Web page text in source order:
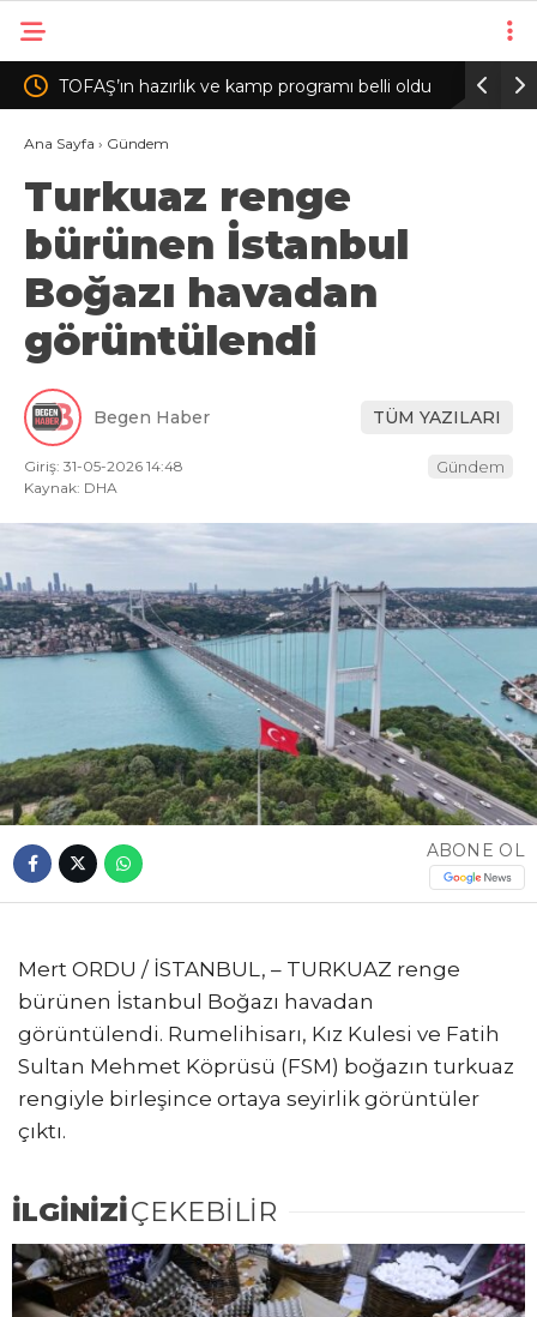
ve kamp programı belli oldu İzmir’de otomobil
Ana Sayfa › Gündem
Turkuaz renge
bürünen İstanbul
Boğazı havadan
görüntülendi
Begen Haber TÜM YAZILARI
Giriş: 31-05-2026 14:48
Kaynak: DHA
Gündem
ABONE OL
Mert ORDU / İSTANBUL, – TURKUAZ renge
bürünen İstanbul Boğazı havadan
görüntülendi. Rumelihisarı, Kız Kulesi ve Fatih
Sultan Mehmet Köprüsü (FSM) boğazın turkuaz
rengiyle birleşince ortaya seyirlik görüntüler
çıktı.
İLGİNİZİÇEKEBİLİR